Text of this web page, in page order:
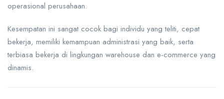
operasional perusahaan.
Kesempatan ini sangat cocok bagi individu yang teliti, cepat
bekerja, memiliki kemampuan administrasi yang baik, serta
terbiasa bekerja di lingkungan warehouse dan e-commerce yang
dinamis.